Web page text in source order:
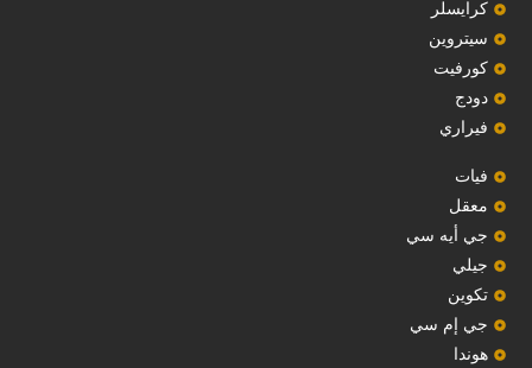
‏كرايسلر‏
سيتروين
‏كورفيت‏
دودج
فيراري
فيات
معقل
‏جي أيه سي‏
جيلي
‏تكوين‏
جي إم سي
هوندا